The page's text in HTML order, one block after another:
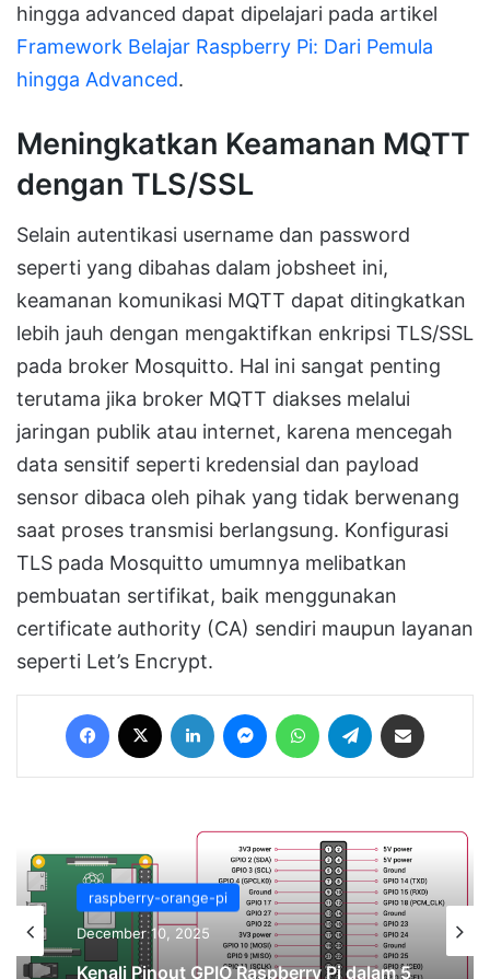
hingga advanced dapat dipelajari pada artikel
Framework Belajar Raspberry Pi: Dari Pemula
hingga Advanced.
Meningkatkan Keamanan MQTT
dengan TLS/SSL
Selain autentikasi username dan password
seperti yang dibahas dalam jobsheet ini,
keamanan komunikasi MQTT dapat ditingkatkan
lebih jauh dengan mengaktifkan enkripsi TLS/SSL
pada broker Mosquitto. Hal ini sangat penting
terutama jika broker MQTT diakses melalui
jaringan publik atau internet, karena mencegah
data sensitif seperti kredensial dan payload
sensor dibaca oleh pihak yang tidak berwenang
saat proses transmisi berlangsung. Konfigurasi
TLS pada Mosquitto umumnya melibatkan
pembuatan sertifikat, baik menggunakan
certificate authority (CA) sendiri maupun layanan
seperti Let’s Encrypt.
Facebook LinkedIn MessengerWhatsAppTelegram
raspberry-orange-pi
December 10, 2025
teknologi 4.0
September 15, 2025